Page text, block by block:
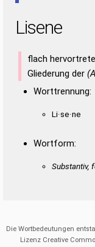
Lisene
flach
Gliederung der
Worttrennung:
Li·se·ne
Wortform:
Substantiv,
Die Wortbedeutungen
Lizenz Creative